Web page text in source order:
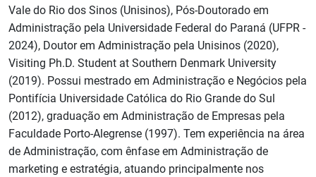
Vale do Rio dos Sinos (Unisinos), Pós-Doutorado em
Administração pela Universidade Federal do Paraná (UFPR -
2024), Doutor em Administração pela Unisinos (2020),
Visiting Ph.D. Student at Southern Denmark University
(2019). Possui mestrado em Administração e Negócios pela
Pontifícia Universidade Católica do Rio Grande do Sul
(2012), graduação em Administração de Empresas pela
Faculdade Porto-Alegrense (1997). Tem experiência na área
de Administração, com ênfase em Administração de
marketing e estratégia, atuando principalmente nos